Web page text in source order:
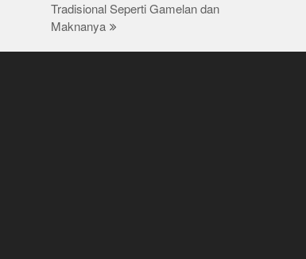
Tradisional Seperti Gamelan dan
Maknanya